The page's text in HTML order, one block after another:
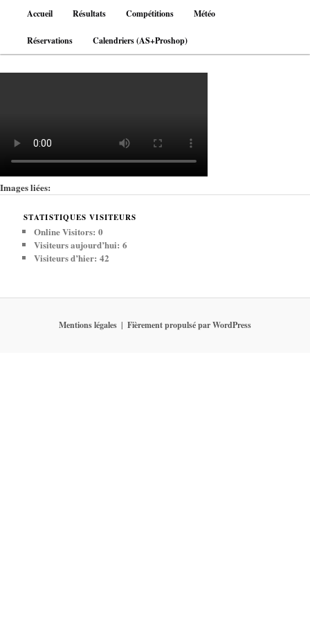
contenu
principal
Accueil Résultats Compétitions Météo
Réservations Calendriers (AS+Proshop)
Images liées:
STATISTIQUES VISITEURS
Online Visitors:0
Visiteurs aujourd’hui:6
Visiteurs d’hier:42
Mentions légales Fièrement propulsé par WordPress